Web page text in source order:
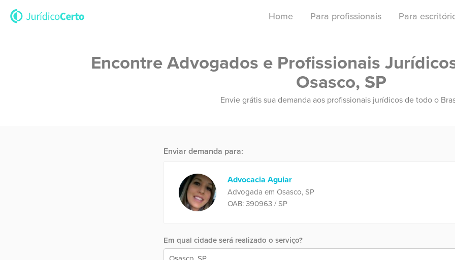
Home Para profissionais Para
Encontre Advogados e Profissionais
Osasco, SP
Envie grátis sua demanda aos profissionais jurídicos de todo o
Enviar demanda para:
Advocacia Aguiar
Advogada em Osasco, SP
OAB: 390963 / SP
Em qual cidade será realizado o serviço?